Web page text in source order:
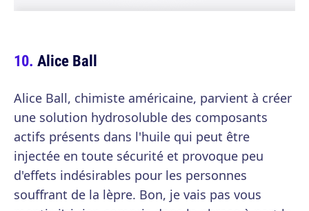
Alice Ball
Alice Ball, chimiste américaine, parvient à créer
une solution hydrosoluble des composants
actifs présents dans l'huile qui peut être
injectée en toute sécurité et provoque peu
d'effets indésirables pour les personnes
souffrant de la lèpre. Bon, je vais pas vous